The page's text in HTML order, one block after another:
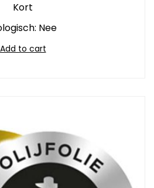
Kort
Nee
Add to cart